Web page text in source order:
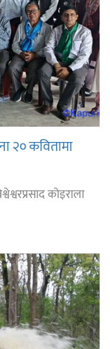
२० कवितामा
कोइराला